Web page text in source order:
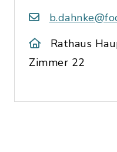
Rathaus
Zimmer 22